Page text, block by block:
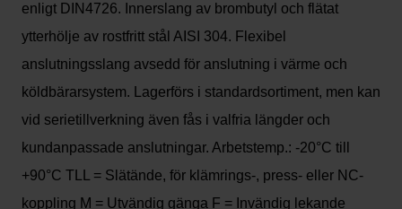
enligt DIN4726. Innerslang av brombutyl och flätat
ytterhölje av rostfritt stål AISI 304. Flexibel
anslutningsslang avsedd för anslutning i värme och
köldbärarsystem. Lagerförs i standardsortiment, men kan
vid serietillverkning även fås i valfria längder och
kundanpassade anslutningar. Arbetstemp.: -20°C till
+90°C TLL = Slätände, för klämrings-, press- eller NC-
koppling M = Utvändig gänga F = Invändig lekande